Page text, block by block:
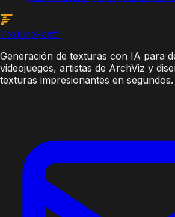
TextureFast™
Generación de texturas con IA para
videojuegos, artistas de ArchViz y
texturas impresionantes en segundos.